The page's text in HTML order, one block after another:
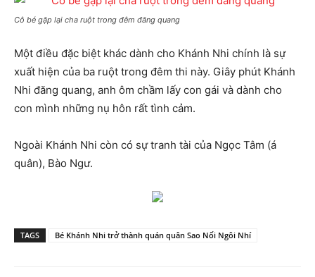
Cô bé gặp lại cha ruột trong đêm đăng quang
Một điều đặc biệt khác dành cho Khánh Nhi chính là sự
xuất hiện của ba ruột trong đêm thi này. Giây phút Khánh
Nhi đăng quang, anh ôm chầm lấy con gái và dành cho
con mình những nụ hôn rất tình cảm.
Ngoài Khánh Nhi còn có sự tranh tài của Ngọc Tâm (á
quân), Bào Ngư.
TAGS Bé Khánh Nhi trở thành quán quân Sao Nối Ngôi Nhí